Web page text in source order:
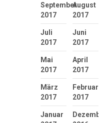
September
2017
August
2017
Juli
2017
Juni
2017
Mai
2017
April
2017
März
2017
Februar
2017
Januar